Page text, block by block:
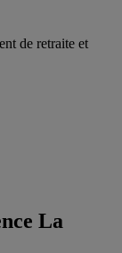
de retraite et
La